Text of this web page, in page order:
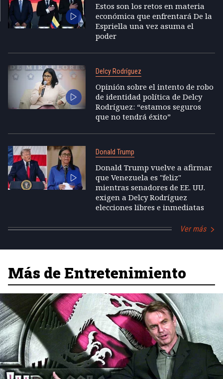
Estos son los retos en materia
económica que enfrentará De la
Espriella una vez asuma el
poder
Delcy Rodríguez
Opinión sobre el intento de robo
de identidad política de Delcy
Rodríguez: “estamos seguros
que no tendrá éxito”
Donald Trump
Donald Trump vuelve a afirmar
que Venezuela es "feliz"
mientras senadores de EE. UU.
exigen a Delcy Rodríguez
elecciones libres e inmediatas
Ver más
Más de Entretenimiento